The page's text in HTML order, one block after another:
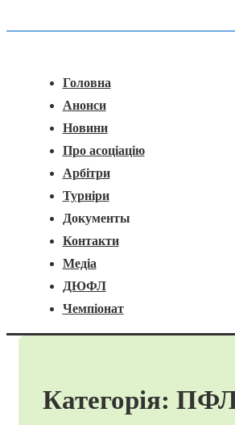
Головна
Анонси
Новини
Про асоціацію
Арбітри
Турніри
Документы
Контакти
Медіа
ДЮФЛ
Чемпіонат
Категорія: